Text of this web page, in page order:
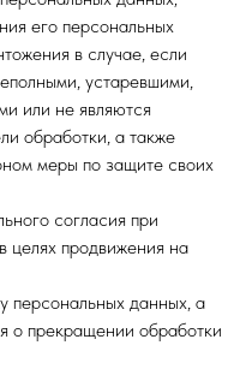
его персональных
в случае, если
устаревшими,
или не являются
обработки, а также
меры по защите своих
согласия при
целях продвижения на
персональных данных, а
о прекращении обработки